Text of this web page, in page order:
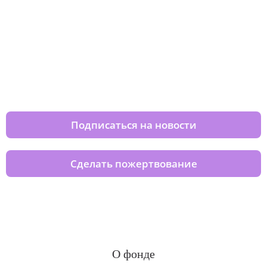
Подписаться на новости
Сделать пожертвование
О фонде